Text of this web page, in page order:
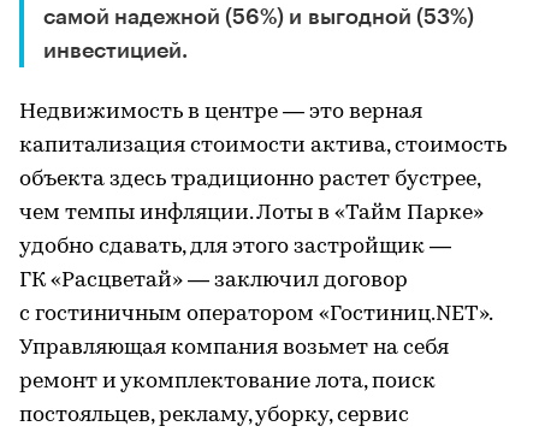
самой надежной (56%) и выгодной (53%)
инвестицией.
Недвижимость в центре — это верная
капитализация стоимости актива, стоимость
объекта здесь традиционно растет бустрее,
чем темпы инфляции. Лоты в «Тайм Парке»
удобно сдавать, для этого застройщик —
ГК «Расцветай» — заключил договор
с гостиничным оператором «Гостиниц.NET».
Управляющая компания возьмет на себя
ремонт и укомплектование лота, поиск
постояльцев, рекламу, уборку, сервис